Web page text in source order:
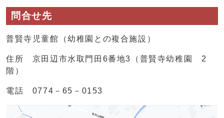
問合せ先
普賢寺児童館（幼稚園との複合施設）
住所 京田辺市水取門田6番地3（普賢寺幼稚園 2
階）
電話 0774－65－0153